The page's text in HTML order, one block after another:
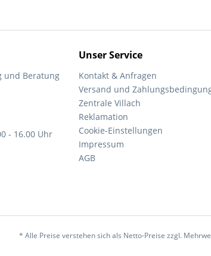
und Beratung
- 16.00 Uhr
Unser Service
Kontakt & Anfragen
Versand und
Zentrale Villach
Reklamation
Cookie-Einstellungen
Impressum
AGB
* Alle Preise verstehen sich als Netto-Preise zzgl.